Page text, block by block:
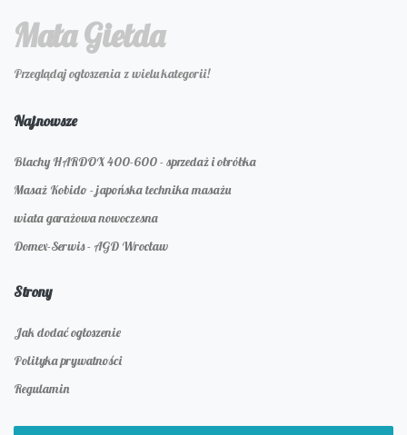
Mała Giełda
Przeglądaj ogłoszenia z wielu kategorii!
Najnowsze
Blachy HARDOX 400-600 - sprzedaż i obróbka
Masaż Kobido - japońska technika masażu
wiata garażowa nowoczesna
Domex-Serwis - AGD Wrocław
Strony
Jak dodać ogłoszenie
Polityka prywatności
Regulamin